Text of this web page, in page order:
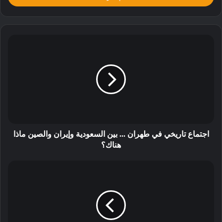
اجتماع تاريخي في طهران ... بين السعودية وإيران والصين ماذا
هناك؟